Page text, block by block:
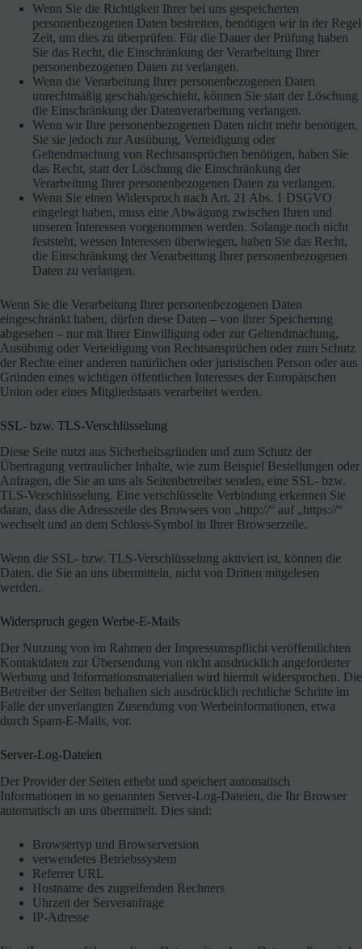
Wenn Sie die Richtigkeit Ihrer bei uns gespeicherten
personenbezogenen Daten bestreiten, benötigen wir in der Regel
Zeit, um dies zu überprüfen. Für die Dauer der Prüfung haben
Sie das Recht, die Einschränkung der Verarbeitung Ihrer
personenbezogenen Daten zu verlangen.
Wenn die Verarbeitung Ihrer personenbezogenen Daten
unrechtmäßig geschah/geschieht, können Sie statt der Löschung
die Einschränkung der Datenverarbeitung verlangen.
Wenn wir Ihre personenbezogenen Daten nicht mehr benötigen,
Sie sie jedoch zur Ausübung, Verteidigung oder
Geltendmachung von Rechtsansprüchen benötigen, haben Sie
das Recht, statt der Löschung die Einschränkung der
Verarbeitung Ihrer personenbezogenen Daten zu verlangen.
Wenn Sie einen Widerspruch nach Art. 21 Abs. 1 DSGVO
eingelegt haben, muss eine Abwägung zwischen Ihren und
unseren Interessen vorgenommen werden. Solange noch nicht
feststeht, wessen Interessen überwiegen, haben Sie das Recht,
die Einschränkung der Verarbeitung Ihrer personenbezogenen
Daten zu verlangen.
Wenn Sie die Verarbeitung Ihrer personenbezogenen Daten
eingeschränkt haben, dürfen diese Daten – von ihrer Speicherung
abgesehen – nur mit Ihrer Einwilligung oder zur Geltendmachung,
Ausübung oder Verteidigung von Rechtsansprüchen oder zum Schutz
der Rechte einer anderen natürlichen oder juristischen Person oder aus
Gründen eines wichtigen öffentlichen Interesses der Europäischen
Union oder eines Mitgliedstaats verarbeitet werden.
SSL- bzw. TLS-Verschlüsselung
Diese Seite nutzt aus Sicherheitsgründen und zum Schutz der
Übertragung vertraulicher Inhalte, wie zum Beispiel Bestellungen oder
Anfragen, die Sie an uns als Seitenbetreiber senden, eine SSL- bzw.
TLS-Verschlüsselung. Eine verschlüsselte Verbindung erkennen Sie
daran, dass die Adresszeile des Browsers von „http://“ auf „https://“
wechselt und an dem Schloss-Symbol in Ihrer Browserzeile.
Wenn die SSL- bzw. TLS-Verschlüsselung aktiviert ist, können die
Daten, die Sie an uns übermitteln, nicht von Dritten mitgelesen
werden.
Widerspruch gegen Werbe-E-Mails
Der Nutzung von im Rahmen der Impressumspflicht veröffentlichten
Kontaktdaten zur Übersendung von nicht ausdrücklich angeforderter
Werbung und Informationsmaterialien wird hiermit widersprochen. Die
Betreiber der Seiten behalten sich ausdrücklich rechtliche Schritte im
Falle der unverlangten Zusendung von Werbeinformationen, etwa
durch Spam-E-Mails, vor.
Server-Log-Dateien
Der Provider der Seiten erhebt und speichert automatisch
Informationen in so genannten Server-Log-Dateien, die Ihr Browser
automatisch an uns übermittelt. Dies sind:
Browsertyp und Browserversion
verwendetes Betriebssystem
Referrer URL
Hostname des zugreifenden Rechners
Uhrzeit der Serveranfrage
IP-Adresse